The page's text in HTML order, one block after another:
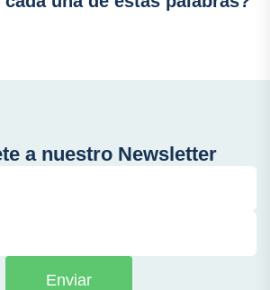
a nuestro Newsletter
Enviar